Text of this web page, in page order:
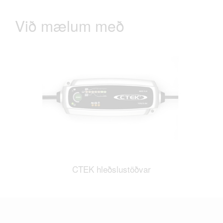
Við mælum með
CTEK hleðslustöðvar